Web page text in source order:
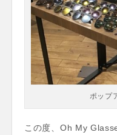
ポップ
この度、Oh My